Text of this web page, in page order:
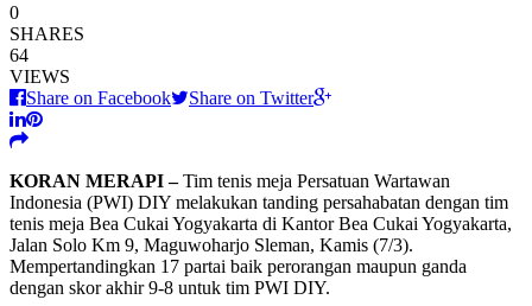
0
SHARES
64
VIEWS
Share on Facebook
Share on Twitter
KORAN MERAPI –Tim tenis meja Persatuan Wartawan
Indonesia (PWI) DIY melakukan tanding persahabatan dengan tim
tenis meja Bea Cukai Yogyakarta di Kantor Bea Cukai Yogyakarta,
Jalan Solo Km 9, Maguwoharjo Sleman, Kamis (7/3).
Mempertandingkan 17 partai baik perorangan maupun ganda
dengan skor akhir 9-8 untuk tim PWI DIY.